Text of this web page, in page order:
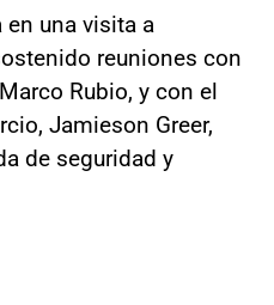
una visita a
reuniones con
Rubio, y con el
Jamieson Greer,
de seguridad y